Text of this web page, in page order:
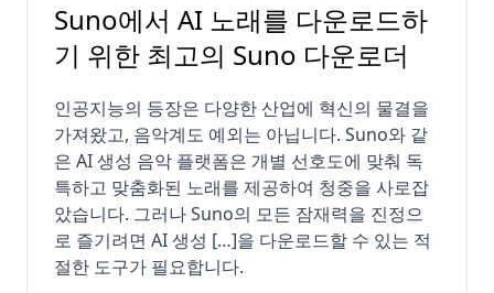
Suno에서 AI 노래를 다운로드하
기 위한 최고의 Suno 다운로더
인공지능의 등장은 다양한 산업에 혁신의 물결을
가져왔고, 음악계도 예외는 아닙니다. Suno와 같
은 AI 생성 음악 플랫폼은 개별 선호도에 맞춰 독
특하고 맞춤화된 노래를 제공하여 청중을 사로잡
았습니다. 그러나 Suno의 모든 잠재력을 진정으
로 즐기려면 AI 생성 […]을 다운로드할 수 있는 적
절한 도구가 필요합니다.